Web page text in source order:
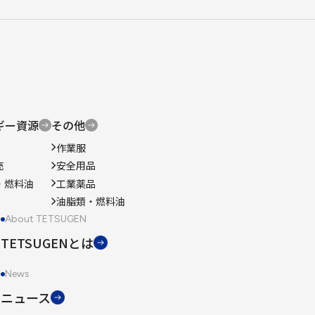
ー資源
燃料油
その他
作業服
安全用品
工業薬品
油脂類・燃料油
About TETSUGEN
TETSUGENとは
News
ニュース